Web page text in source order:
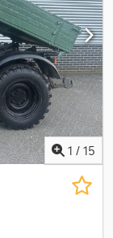
1 / 15